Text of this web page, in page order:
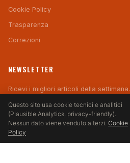
Cookie Policy
Trasparenza
Correzioni
NEWSLETTER
Ricevi i migliori articoli della settimana.
Questo sito usa cookie tecnici e analitici
(Plausible Analytics, privacy-friendly).
Nessun dato viene venduto a terzi. Cookie
Policy